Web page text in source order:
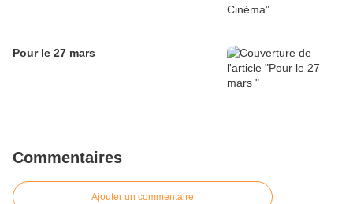
Pour le 27 mars
Commentaires
Ajouter un commentaire